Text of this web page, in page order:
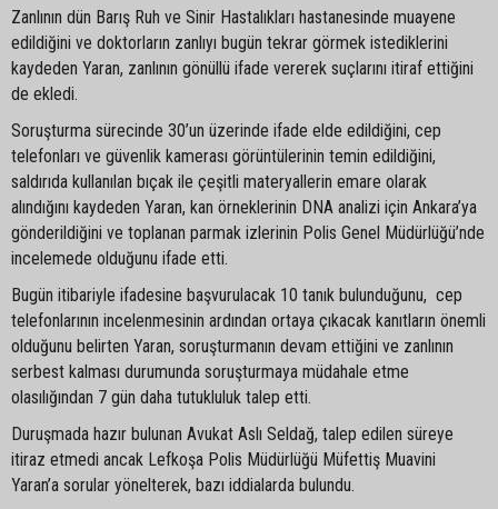
Zanlının dün Barış Ruh ve Sinir Hastalıkları hastanesinde muayene
edildiğini ve doktorların zanlıyı bugün tekrar görmek istediklerini
kaydeden Yaran, zanlının gönüllü ifade vererek suçlarını itiraf ettiğini
de ekledi.
Soruşturma sürecinde 30’un üzerinde ifade elde edildiğini, cep
telefonları ve güvenlik kamerası görüntülerinin temin edildiğini,
saldırıda kullanılan bıçak ile çeşitli materyallerin emare olarak
alındığını kaydeden Yaran, kan örneklerinin DNA analizi için Ankara’ya
gönderildiğini ve toplanan parmak izlerinin Polis Genel Müdürlüğü’nde
incelemede olduğunu ifade etti.
Bugün itibariyle ifadesine başvurulacak 10 tanık bulunduğunu, cep
telefonlarının incelenmesinin ardından ortaya çıkacak kanıtların önemli
olduğunu belirten Yaran, soruşturmanın devam ettiğini ve zanlının
serbest kalması durumunda soruşturmaya müdahale etme
olasılığından 7 gün daha tutukluluk talep etti.
Duruşmada hazır bulunan Avukat Aslı Seldağ, talep edilen süreye
itiraz etmedi ancak Lefkoşa Polis Müdürlüğü Müfettiş Muavini
Yaran’a sorular yönelterek, bazı iddialarda bulundu.